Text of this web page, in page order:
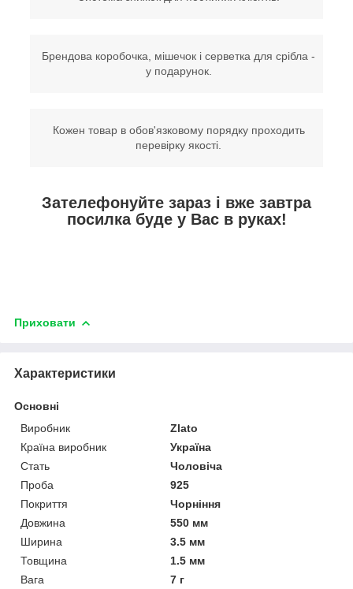
Брендова коробочка, мішечок і серветка для срібла -
у подарунок.
Кожен товар в обов'язковому порядку проходить
перевірку якості.
Зателефонуйте зараз і вже завтра
посилка буде у Вас в руках!
Приховати
Характеристики
Основні
Виробник
Zlato
Країна виробник
Україна
Стать
Чоловіча
Проба
925
Покриття
Чорніння
Довжина
550 мм
Ширина
3.5 мм
Товщина
1.5 мм
Вага
7 г